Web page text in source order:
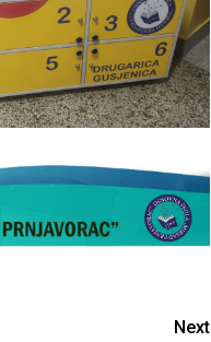
Next